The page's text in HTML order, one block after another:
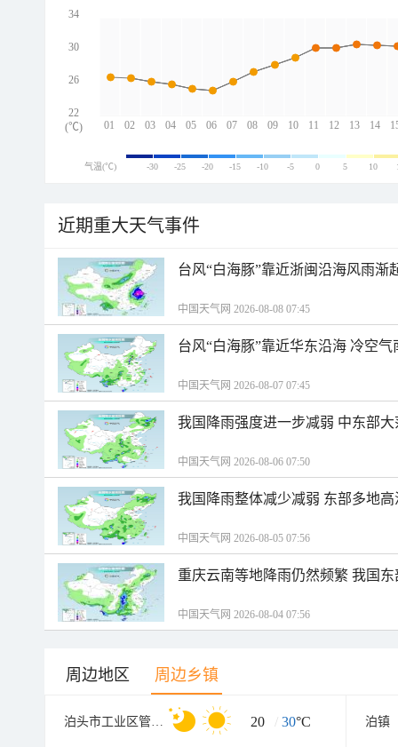
01 02 03 04 05 06 07 08 09 10 11 12 13 14
34
30
26
22
(℃)
气温(℃) -30 -25 -20 -15 -10 -5 0 5 10
近期重大天气事件
台风“白海豚”靠近浙闽沿海风雨渐
中国天气网 2026-08-08 07:45
台风“白海豚”靠近华东沿海 冷空
中国天气网 2026-08-07 07:45
我国降雨强度进一步减弱 中东部
中国天气网 2026-08-06 07:50
我国降雨整体减少减弱 东部多地
中国天气网 2026-08-05 07:56
重庆云南等地降雨仍然频繁 我国
中国天气网 2026-08-04 07:56
周边地区 周边乡镇
泊头市工业区管委会 20 / 30°C 泊镇